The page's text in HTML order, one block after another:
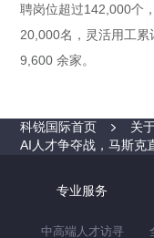
聘岗位超过142,000个
20,000名，灵活用工
9,600 余家。
科锐国际首页 关
AI人才争夺战，马斯克
专业服务
中高端人才访寻